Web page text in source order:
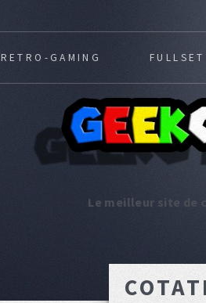
Le meilleur site de
RETRO-GAMING